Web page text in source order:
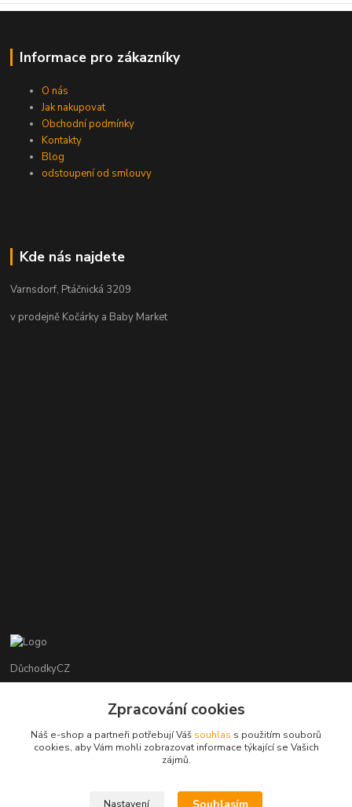
Informace pro zákazníky
O nás
Jak nakupovat
Obchodní podmínky
Kontakty
Blog
odstoupení od smlouvy
Kde nás najdete
Varnsdorf, Ptáčnická 3209
v prodejně Kočárky a Baby Market
DůchodkyCZ
+420 412384749
objednavky@duchodky.cz
Zpracování cookies
Náš e-shop a partneři potřebují Váš souhlas s použitím souborů
cookies, aby Vám mohli zobrazovat informace týkající se Vašich
zájmů.
Nastavení